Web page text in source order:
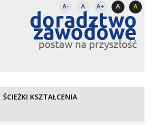
A- A A+ A A
doradztwo
zawodowe
postaw na przyszłość
ŚCIEŻKI KSZTAŁCENIA